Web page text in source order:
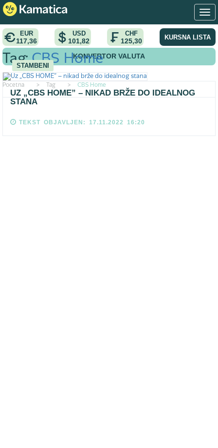
EUR
117,36
USD
101,82
CHF
125,30 KURSNA LISTA
KONVERTOR VALUTA
Pocetna > Tag > CBS Home
Tag:CBS Home
STAMBENI
UZ „CBS HOME” – NIKAD BRŽE DO IDEALNOG
STANA
TEKST OBJAVLJEN: 17.11.2022 16:20